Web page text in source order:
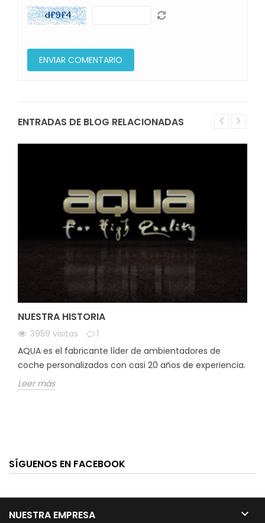
ENTRADAS DE BLOG RELACIONADAS
NUESTRA HISTORIA
3959 visitas
1
AQUA es el fabricante líder de ambientadores de
coche personalizados con casi 20 años de experiencia.
Leer más
SÍGUENOS EN FACEBOOK
NUESTRA EMPRESA 